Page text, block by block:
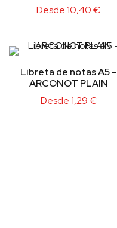
Desde10,40€
Libreta de notas A5 –
ARCONOT PLAIN
Desde1,29€